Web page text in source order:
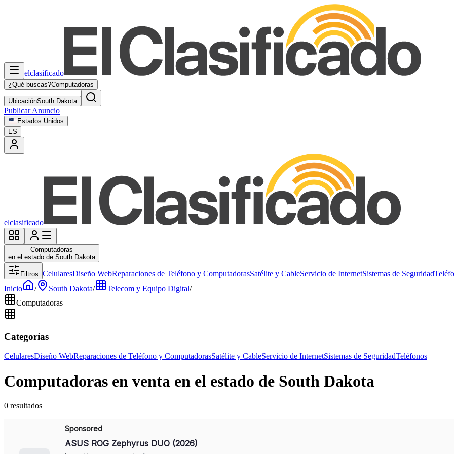
elclasificado
¿Qué buscas?Computadoras
UbicaciónSouth Dakota
Publicar Anuncio
Estados Unidos
ES
elclasificado
Computadoras
en el estado de South Dakota
Filtros CelularesDiseño WebReparaciones de Teléfono y ComputadorasSatélite y CableServicio de InternetSistemas de Seguridad
Inicio
/ South Dakota/ Telecom y Equipo Digital/
Computadoras
Categorías
CelularesDiseño WebReparaciones de Teléfono y ComputadorasSatélite y CableServicio de InternetSistemas de SeguridadTeléfonos
Computadoras en venta en el estado de South Dakota
0 resultados